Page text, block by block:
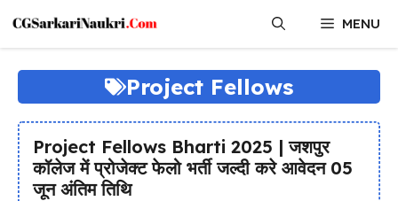
content
MENU
Project Fellows
Project Fellows Bharti 2025 | जशपुर
कॉलेज में प्रोजेक्ट फेलो भर्ती जल्दी करे आवेदन 05
जून अंतिम तिथि